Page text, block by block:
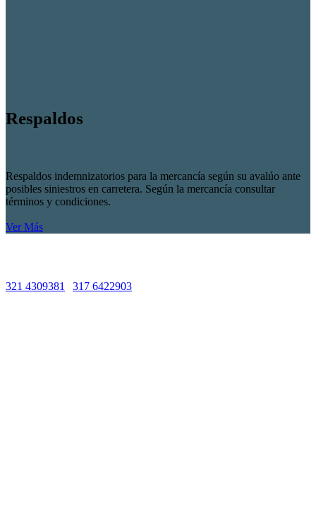
Respaldos
Respaldos indemnizatorios para la mercancía según su avalúo ante
posibles siniestros en carretera. Según la mercancía consultar
términos y condiciones.
Ver Más
321 4309381 317 6422903